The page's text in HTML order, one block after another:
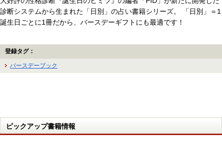
診断システムから生まれた「日別」の占い書籍シリーズ。 「日別」＝1
誕生日ごとに1冊だから、バースデーギフトにも最適です！
登録タグ：
バースデーブック
ピックアップ書籍情報